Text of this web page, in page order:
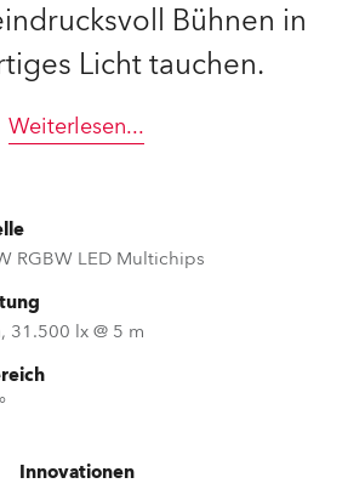
Bühnen in
Licht tauchen.
Weiterlesen...
RGBW LED Multichips
31.500 lx @ 5 m
Innovationen